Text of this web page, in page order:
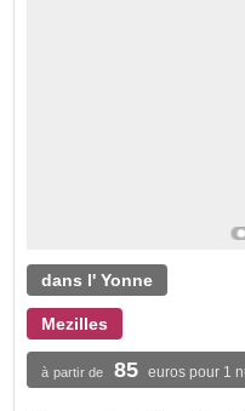
dans l' Yonne
Mezilles
à partir de 85 euros pour 1